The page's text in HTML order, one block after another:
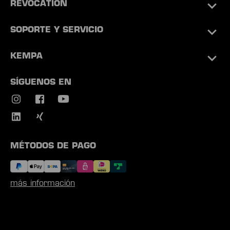
REVOCATION
SOPORTE Y SERVICIO
KEMPA
SÍGUENOS EN
MÉTODOS DE PAGO
más información